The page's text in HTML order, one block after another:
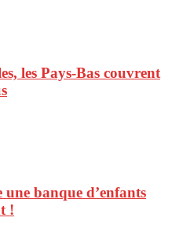
les Pays-Bas couvrent
banque d’enfants
!